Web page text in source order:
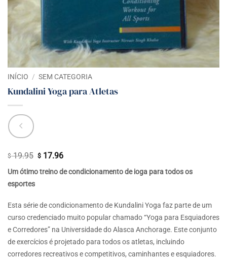
INÍCIO / SEM CATEGORIA
Kundalini Yoga para Atletas
$19.95 O
preço
$ 19.95.
$17.96O
preço
$ 17.96.
Um ótimo treino de condicionamento de ioga para todos os
esportes
Esta série de condicionamento de Kundalini Yoga faz parte de um
curso credenciado muito popular chamado “Yoga para Esquiadores
e Corredores” na Universidade do Alasca Anchorage. Este conjunto
de exercícios é projetado para todos os atletas, incluindo
corredores recreativos e competitivos, caminhantes e esquiadores.